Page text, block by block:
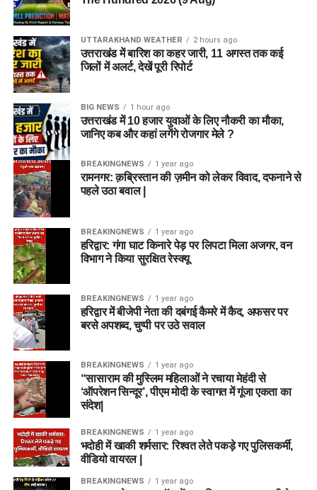
UTTARAKHAND WEATHER 2 hours ago
उत्तराखंड में बारिश का कहर जारी, 11 अगस्त तक कई
जिलों में अलर्ट, देखें पूरी रिपोर्ट
BIG NEWS 1 hour ago
उत्तराखंड में 10 हजार युवाओं के लिए नौकरी का मौका,
जानिए कब और कहां लगेंगे रोजगार मेले ?
BREAKINGNEWS 1 year ago
रामनगर: क़ब्रिस्तान की ज़मीन को लेकर विवाद, दफनाने से
पहले उठा बवाल |
BREAKINGNEWS 1 year ago
हरिद्वार: गंगा घाट किनारे पेड़ पर लिपटा मिला अजगर, वन
विभाग ने किया सुरक्षित रेस्क्यू
BREAKINGNEWS 1 year ago
हरिद्वार में बीजेपी नेता की दबंगई कैमरे में कैद, अफसर पर
बरसे अपशब्द, चुप्पी पर उठे सवाल
BREAKINGNEWS 1 year ago
“सासाराम की मुस्लिम महिलाओं ने रचाया मेहंदी से
‘ऑपरेशन सिन्दूर’, पीएम मोदी के स्वागत में गूंजा एकता का
संदेश|
BREAKINGNEWS 1 year ago
भदोही में खाकी शर्मसार: रिश्वत लेते पकड़े गए पुलिसकर्मी,
वीडियो वायरल |
BREAKINGNEWS 1 year ago